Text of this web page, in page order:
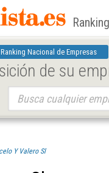
Ranking Nacional de Empresas
de su
Y Valero Sl